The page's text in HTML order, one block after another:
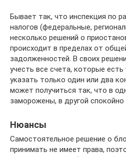
Бывает так, что инспекция по
налогов (федеральные,
несколько решений о
происходит в пределах от
задолженностей. В своих
учесть все счета, которые есть
указать только один или два
может получиться так, что в
заморожены, в другой
Нюансы
Самостоятельное решение о
принимать не имеет права,